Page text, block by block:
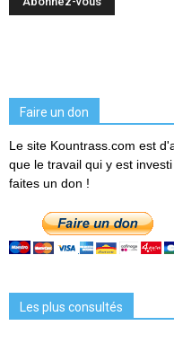
Faire un don
Le site Kountrass.com est
que le travail qui y est
faites un don !
Les plus consultés